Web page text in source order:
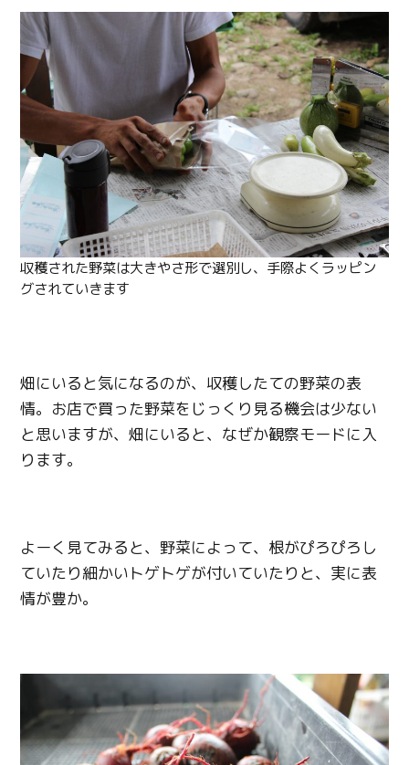
収穫された野菜は大きやさ形で選別し、手際よくラッピン
グされていきます
畑にいると気になるのが、収穫したての野菜の表
情。お店で買った野菜をじっくり見る機会は少ない
と思いますが、畑にいると、なぜか観察モードに入
ります。
よーく見てみると、野菜によって、根がぴろぴろし
ていたり細かいトゲトゲが付いていたりと、実に表
情が豊か。